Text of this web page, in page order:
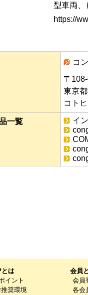
型車両、
https://
コ
〒
東京
コト
一覧
イ
とは
イント
奨環境
会員
会員
各会